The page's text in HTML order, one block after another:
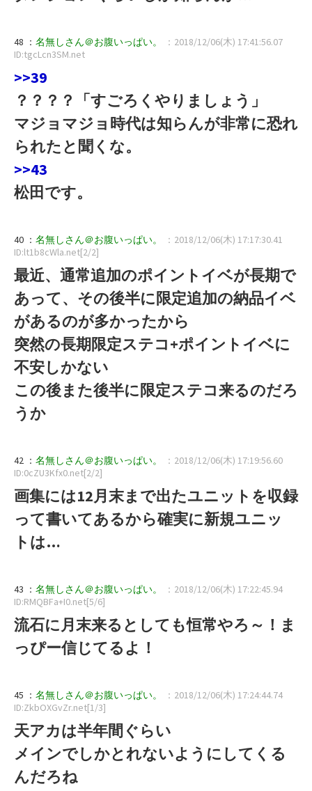
48 ： 名無しさん＠お腹いっぱい。
：2018/12/06(木) 17:41:56.07
ID:tgcLcn3SM.net
>>39
？？？？「すごろくやりましょう」
マジョマジョ時代は知らんが非常に恐れ
られたと聞くな。
>>43
松田です。
40 ： 名無しさん＠お腹いっぱい。
：2018/12/06(木) 17:17:30.41
ID:lt1b8cWla.net[2/2]
最近、通常追加のポイントイベが長期で
あって、その後半に限定追加の納品イベ
があるのが多かったから
突然の長期限定ステコ+ポイントイベに
不安しかない
この後また後半に限定ステコ来るのだろ
うか
42 ： 名無しさん＠お腹いっぱい。
：2018/12/06(木) 17:19:56.60
ID:0cZU3Kfx0.net[2/2]
画集には12月末まで出たユニットを収録
って書いてあるから確実に新規ユニッ
トは…
43 ： 名無しさん＠お腹いっぱい。
：2018/12/06(木) 17:22:45.94
ID:RMQBFa+I0.net[5/6]
流石に月末来るとしても恒常やろ～！ま
っぴー信じてるよ！
45 ： 名無しさん＠お腹いっぱい。
：2018/12/06(木) 17:24:44.74
ID:ZkbOXGvZr.net[1/3]
天アカは半年間ぐらい
メインでしかとれないようにしてくる
んだろね